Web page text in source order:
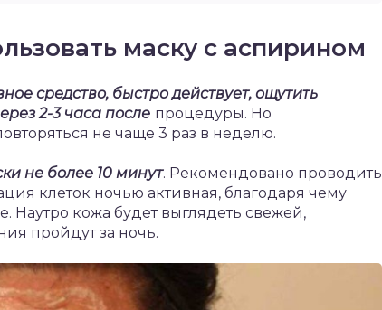
маску с аспирином
средство, быстро действует, ощутить
2-3 часа после процедуры. Но
не чаще 3 раз в неделю.
не более 10 минут. Рекомендовано проводить
клеток ночью активная, благодаря чему
Наутро кожа будет выглядеть свежей,
пройдут за ночь.